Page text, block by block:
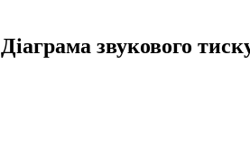
Діаграма звукового